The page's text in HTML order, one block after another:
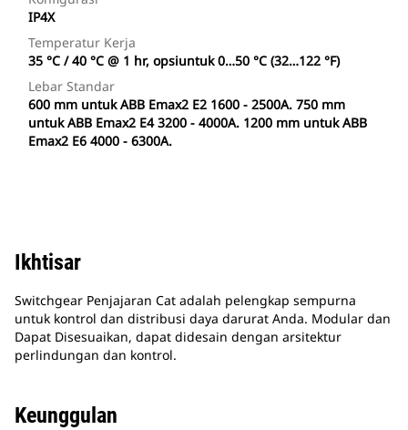
IP4X
Temperatur Kerja
35 °C / 40 °C @ 1 hr, opsiuntuk 0…50 °C (32…122 °F)
Lebar Standar
600 mm untuk ABB Emax2 E2 1600 - 2500A. 750 mm
untuk ABB Emax2 E4 3200 - 4000A. 1200 mm untuk ABB
Emax2 E6 4000 - 6300A.
Ikhtisar
Switchgear Penjajaran Cat adalah pelengkap sempurna
untuk kontrol dan distribusi daya darurat Anda. Modular dan
Dapat Disesuaikan, dapat didesain dengan arsitektur
perlindungan dan kontrol.
Keunggulan